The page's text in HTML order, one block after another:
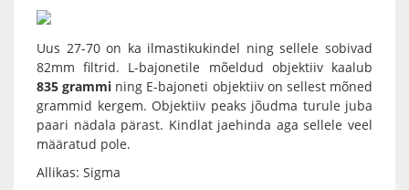
Uus 27-70 on ka ilmastikukindel ning sellele sobivad
82mm filtrid. L-bajonetile mõeldud objektiiv kaalub
835 grammi ning E-bajoneti objektiiv on sellest mõned
grammid kergem. Objektiiv peaks jõudma turule juba
paari nädala pärast. Kindlat jaehinda aga sellele veel
määratud pole.
Allikas: Sigma